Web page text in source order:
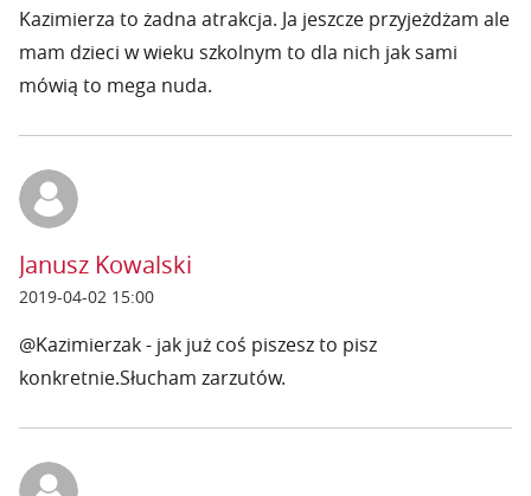
Kazimierza to żadna atrakcja. Ja jeszcze przyjeżdżam ale
mam dzieci w wieku szkolnym to dla nich jak sami
mówią to mega nuda.
Janusz Kowalski
2019-04-02 15:00
@Kazimierzak - jak już coś piszesz to pisz
konkretnie.Słucham zarzutów.